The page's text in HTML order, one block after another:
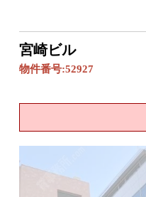
宮崎ビル
物件番号:52927